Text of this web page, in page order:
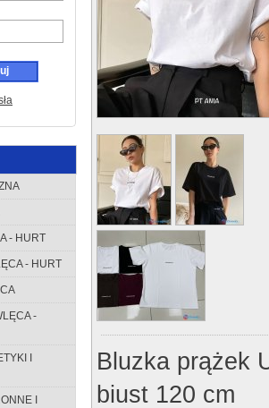
- HURT
- HURT
-
I
I
Bluzka prążek
biust 120 cm